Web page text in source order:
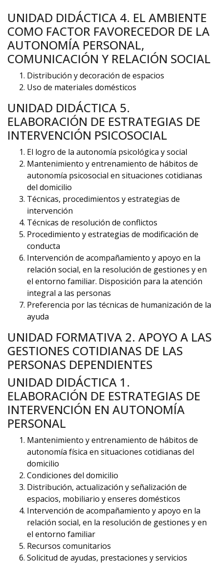
UNIDAD DIDÁCTICA 4. EL AMBIENTE
COMO FACTOR FAVORECEDOR DE LA
AUTONOMÍA PERSONAL,
COMUNICACIÓN Y RELACIÓN SOCIAL
Distribución y decoración de espacios
Uso de materiales domésticos
UNIDAD DIDÁCTICA 5.
ELABORACIÓN DE ESTRATEGIAS DE
INTERVENCIÓN PSICOSOCIAL
El logro de la autonomía psicológica y social
Mantenimiento y entrenamiento de hábitos de
autonomía psicosocial en situaciones cotidianas
del domicilio
Técnicas, procedimientos y estrategias de
intervención
Técnicas de resolución de conflictos
Procedimiento y estrategias de modificación de
conducta
Intervención de acompañamiento y apoyo en la
relación social, en la resolución de gestiones y en
el entorno familiar. Disposición para la atención
integral a las personas
Preferencia por las técnicas de humanización de la
ayuda
UNIDAD FORMATIVA 2. APOYO A LAS
GESTIONES COTIDIANAS DE LAS
PERSONAS DEPENDIENTES
UNIDAD DIDÁCTICA 1.
ELABORACIÓN DE ESTRATEGIAS DE
INTERVENCIÓN EN AUTONOMÍA
PERSONAL
Mantenimiento y entrenamiento de hábitos de
autonomía física en situaciones cotidianas del
domicilio
Condiciones del domicilio
Distribución, actualización y señalización de
espacios, mobiliario y enseres domésticos
Intervención de acompañamiento y apoyo en la
relación social, en la resolución de gestiones y en
el entorno familiar
Recursos comunitarios
Solicitud de ayudas, prestaciones y servicios